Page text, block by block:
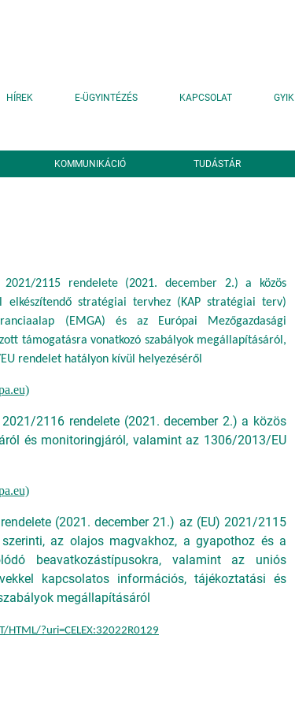
HÍREK E-ÜGYINTÉZÉS KAPCSOLAT GYIK
KOMMUNIKÁCIÓ TUDÁSTÁR
2115 rendelete (2021. december 2.) a közös
stratégiai tervhez (KAP stratégiai terv)
(EMGA) és az Európai Mezőgazdasági
támogatásra vonatkozó szabályok megállapításáról,
rendelet hatályon kívül helyezéséről
2116 rendelete (2021. december 2.) a közös
és monitoringjáról, valamint az 1306/2013/EU
(2021. december 21.) az (EU) 2021/2115
az olajos magvakhoz, a gyapothoz és a
beavatkozástípusokra, valamint az uniós
kapcsolatos információs, tájékoztatási és
megállapításáról
?uri=CELEX:32022R0129